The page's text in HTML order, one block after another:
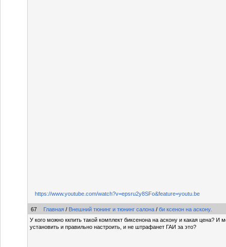
https://www.youtube.com/watch?v=epsru2y8SFo&feature=youtu.be
67 Главная / Внешний тюнинг и тюнинг салона / би ксенон на аскону.
У кого можно ккпить такой комплект биксенона на аскону и какая цена? И
установить и правильно настроить, и не штрафанет ГАИ за это?